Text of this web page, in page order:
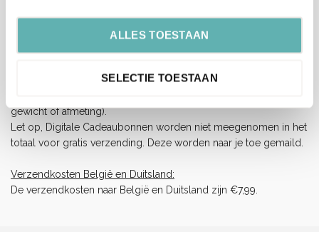
ALLES TOESTAAN
SELECTIE TOESTAAN
bezorging.
gewicht of afmeting).
Let op, Digitale Cadeaubonnen worden niet meegenomen in het
totaal voor gratis verzending. Deze worden naar je toe gemaild.
Verzendkosten België en Duitsland:
De verzendkosten naar België en Duitsland zijn €7,99.